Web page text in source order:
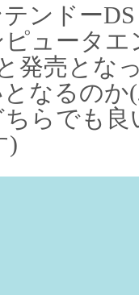
ンドー
ュータエ
発売とな
なるの
らでも良
)